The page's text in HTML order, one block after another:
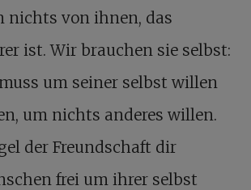
nichts von ihnen, das
ist. Wir brauchen sie selbst:
um seiner selbst willen
um nichts anderes willen.
der Freundschaft dir
frei um ihrer selbst